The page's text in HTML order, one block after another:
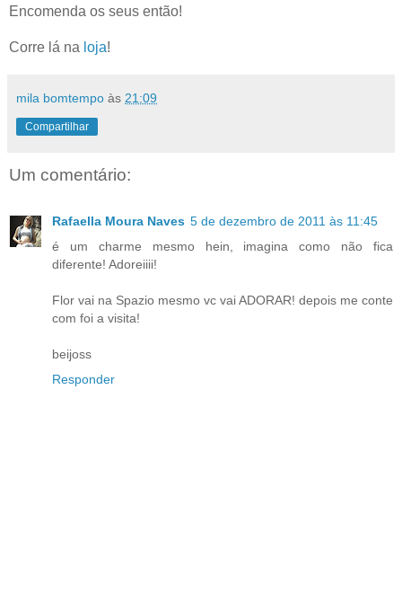
Encomenda os seus então!
Corre lá na loja!
mila bomtempo às 21:09
Compartilhar
Um comentário:
Rafaella Moura Naves 5 de dezembro de 2011 às 11:45
é um charme mesmo hein, imagina como não fica
diferente! Adoreiiii!
Flor vai na Spazio mesmo vc vai ADORAR! depois me conte
com foi a visita!
beijoss
Responder